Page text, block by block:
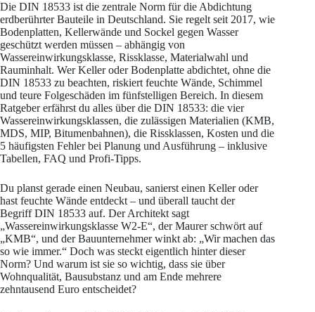
Die DIN 18533 ist die zentrale Norm für die Abdichtung
erdberührter Bauteile in Deutschland. Sie regelt seit 2017, wie
Bodenplatten, Kellerwände und Sockel gegen Wasser
geschützt werden müssen – abhängig von
Wassereinwirkungsklasse, Rissklasse, Materialwahl und
Rauminhalt. Wer Keller oder Bodenplatte abdichtet, ohne die
DIN 18533 zu beachten, riskiert feuchte Wände, Schimmel
und teure Folgeschäden im fünfstelligen Bereich. In diesem
Ratgeber erfährst du alles über die DIN 18533: die vier
Wassereinwirkungsklassen, die zulässigen Materialien (KMB,
MDS, MIP, Bitumenbahnen), die Rissklassen, Kosten und die
5 häufigsten Fehler bei Planung und Ausführung – inklusive
Tabellen, FAQ und Profi-Tipps.
Du planst gerade einen Neubau, sanierst einen Keller oder
hast feuchte Wände entdeckt – und überall taucht der
Begriff DIN 18533 auf. Der Architekt sagt
„Wassereinwirkungsklasse W2-E“, der Maurer schwört auf
„KMB“, und der Bauunternehmer winkt ab: „Wir machen das
so wie immer.“ Doch was steckt eigentlich hinter dieser
Norm? Und warum ist sie so wichtig, dass sie über
Wohnqualität, Bausubstanz und am Ende mehrere
zehntausend Euro entscheidet?